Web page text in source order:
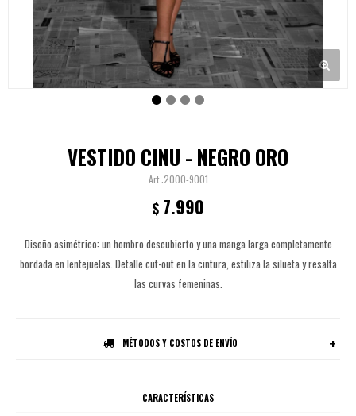
VESTIDO CINU - NEGRO ORO
2000-9001
$ 7.990
Diseño asimétrico: un hombro descubierto y una manga larga completamente
bordada en lentejuelas. Detalle cut-out en la cintura, estiliza la silueta y resalta
las curvas femeninas.
MÉTODOS Y COSTOS DE ENVÍO
CARACTERÍSTICAS